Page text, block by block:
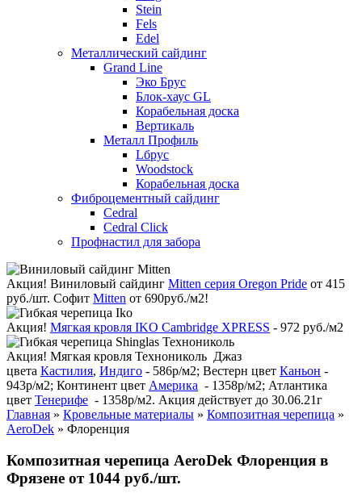
Stein
Fels
Edel
Металлический сайдинг
Grand Line
Эко Брус
Блок-хаус GL
Корабельная доска
Вертикаль
Металл Профиль
Lбрус
Woodstock
Корабельная доска
Фиброцементный сайдинг
Cedral
Cedral Click
Профнастил для забора
Акция! Виниловый сайдинг Mitten серия Oregon Pride от 415
руб./шт. Софит Mitten от 690руб./м2!
Акция! Мягкая кровля IKO Cambridge XPRESS - 972 руб./м2
Акция! Мягкая кровля Технониколь Джаз
цвета Кастилия, Индиго - 586р/м2; Вестерн цвет Каньон -
943р/м2; Континент цвет Америка - 1358р/м2; Атлантика
цвет Тенерифе - 1358р/м2. Акция действует до 30.06.21г
Главная » Кровельные материалы » Композитная черепица »
AeroDek » Флоренция
Композитная черепица AeroDek Флоренция в
Фрязене от 1044 руб./шт.